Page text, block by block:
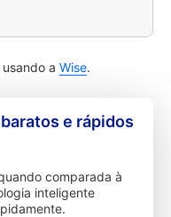
a Wise.
e rápidos
comparada à
inteligente